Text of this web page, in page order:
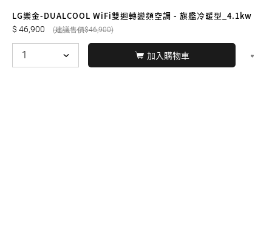
LG樂金-DUALCOOL WiFi雙迴轉變頻空調 - 旗艦冷暖型_4.1kw
46,900 46,900
加入購物車
友誠購物
© BERNARD 2021 WEBDESIGN